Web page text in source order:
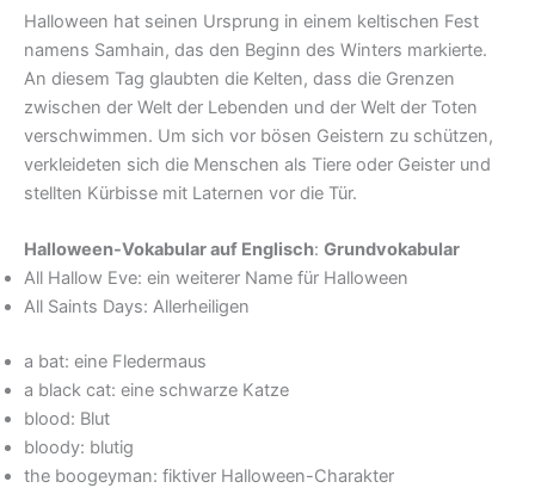
Halloween hat seinen Ursprung in einem keltischen Fest
namens Samhain, das den Beginn des Winters markierte.
An diesem Tag glaubten die Kelten, dass die Grenzen
zwischen der Welt der Lebenden und der Welt der Toten
verschwimmen. Um sich vor bösen Geistern zu schützen,
verkleideten sich die Menschen als Tiere oder Geister und
stellten Kürbisse mit Laternen vor die Tür.
Halloween-Vokabular auf Englisch: Grundvokabular
All Hallow Eve: ein weiterer Name für Halloween
All Saints Days: Allerheiligen
a bat: eine Fledermaus
a black cat: eine schwarze Katze
blood: Blut
bloody: blutig
the boogeyman: fiktiver Halloween-Charakter